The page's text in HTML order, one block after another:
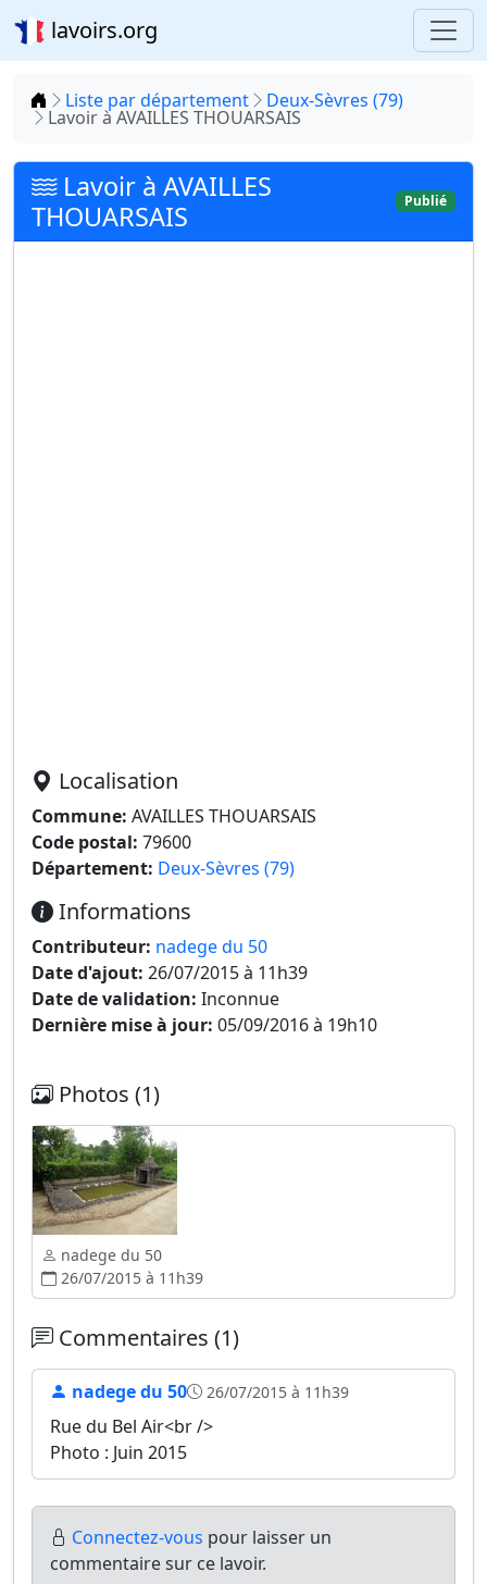
lavoirs.org
Accueil
Liste par département Deux-Sèvres (79)
Lavoir à AVAILLES THOUARSAIS
Lavoir à AVAILLES
THOUARSAIS
Publié
Localisation
Commune: AVAILLES THOUARSAIS
Code postal: 79600
Département: Deux-Sèvres (79)
Informations
Contributeur: nadege du 50
Date d'ajout: 26/07/2015 à 11h39
Date de validation: Inconnue
Dernière mise à jour: 05/09/2016 à 19h10
Photos (1)
nadege du 50
26/07/2015 à 11h39
Commentaires (1)
nadege du 50 26/07/2015 à 11h39
Rue du Bel Air<br />
Photo : Juin 2015
Connectez-vous pour laisser un
commentaire sur ce lavoir.